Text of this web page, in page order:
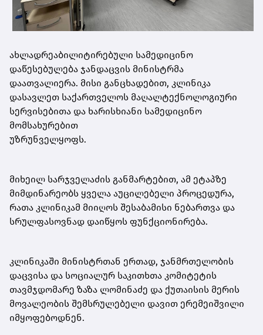
ახლადრეაბილიტირებული სამედიცინო
დაწესებულება ჯანდაცვის მინისტრმა
დაათვალიერა. მისი განცხადებით, კლინიკა
დასავლეთ საქართველოს მაღალტექნოლოგიური
სერვისებითა და ხარისხიანი სამედიცინო
მომსახურებით
უზრუნველყოფს.
მიხეილ სარჯველაძის განმარტებით, ამ ეტაპზე
მიმდინარეობს ყველა აუცილებელი პროცედურა,
რათა კლინიკამ მიიღოს შესაბამისი ნებართვა და
სრულფასოვნად დაიწყოს ფუნქციონირება.
კლინიკაში მინისტრთან ერთად, ჯანმრთელობის
დაცვისა და სოციალურ საკითხთა კომიტეტის
თავმჯდომარე ზაზა ლომინაძე და ქუთაისის მერის
მოვალეობის შემსრულებელი დავით ერემეიშვილი
იმყოფებოდნენ.